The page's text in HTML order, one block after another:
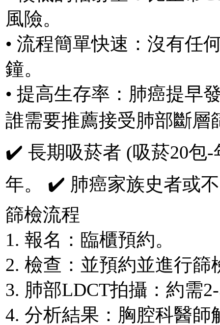
風險。
• 流程簡單快速：沒有任
鐘。
• 提高生存率：肺癌提早
誰需要推薦接受肺部斷
✔️ 長期吸菸者 (吸菸20包
年。 ✔️ 肺癌家族史者或
篩檢流程
1. 報名：臨櫃預約。
2. 檢查：並預約並進行篩
3. 肺部LDCT拍攝：約需
4. 分析結果：胸腔科醫